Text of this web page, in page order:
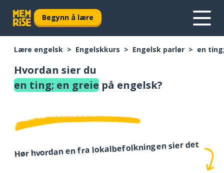
Begynn å lære
Lære engelsk Engelskkurs Engelsk parlør en
Hvordan sier du
en ting; en greie på engelsk?
Hør hvordan en fra lokalbefolkningen sier det